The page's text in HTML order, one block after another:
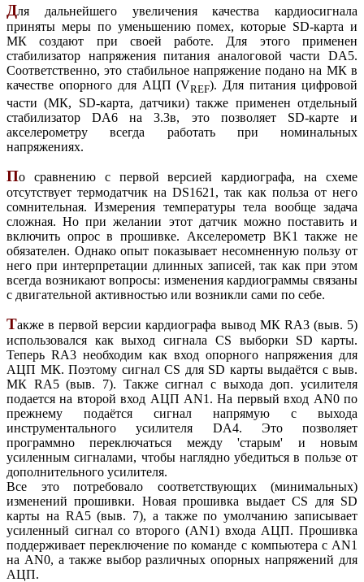
Для дальнейшего увеличения качества кардиосигнала
приняты меры по уменьшению помех, которые SD-карта и
МК создают при своей работе. Для этого применен
стабилизатор напряжения питания аналоговой части DA5.
Соответственно, это стабильное напряжение подано на МК в
качестве опорного для АЦП (VREF). Для питания цифровой
части (МК, SD-карта, датчики) также применен отдельный
стабилизатор DA6 на 3.3в, это позволяет SD-карте и
акселерометру всегда работать при номинальных
напряжениях.
По сравнению с первой версией кардиографа, на схеме
отсутствует термодатчик на DS1621, так как польза от него
сомнительная. Измерения температуры тела вообще задача
сложная. Но при желании этот датчик можно поставить и
включить опрос в прошивке. Акселерометр BK1 также не
обязателен. Однако опыт показывает несомненную пользу от
него при интерпретации длинных записей, так как при этом
всегда возникают вопросы: изменения кардиограммы связаны
с двигательной активностью или возникли сами по себе.
Также в первой версии кардиографа вывод МК RA3 (выв. 5)
использовался как выход сигнала CS выборки SD карты.
Теперь RA3 необходим как вход опорного напряжения для
АЦП МК. Поэтому сигнал CS для SD карты выдаётся с выв.
МК RA5 (выв. 7). Также сигнал с выхода доп. усилителя
подается на второй вход АЦП AN1. На первый вход AN0 по
прежнему подаётся сигнал напрямую с выхода
инструментального усилителя DA4. Это позволяет
программно переключаться между 'старым' и новым
усиленным сигналами, чтобы наглядно убедиться в пользе от
дополнительного усилителя.
Все это потребовало соответствующих (минимальных)
изменений прошивки. Новая прошивка выдает CS для SD
карты на RA5 (выв. 7), а также по умолчанию записывает
усиленный сигнал со второго (AN1) входа АЦП. Прошивка
поддерживает переключение по команде с компьютера с AN1
на AN0, а также выбор различных опорных напряжений для
АЦП.